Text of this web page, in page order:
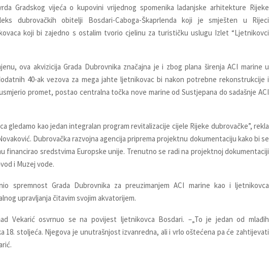
Gradskog vijeća o kupovini vrijednog spomenika ladanjske arhitekture Rijeke
dubrovačkih obitelji Bosdari-Caboga-Škaprlenda koji je smješten u Rijeci
koji bi zajedno s ostalim tvorio cjelinu za turističku uslugu Izlet “Ljetnikovci
ova akvizicija Grada Dubrovnika značajna je i zbog plana širenja ACI marine u
40-ak vezova za mega jahte ljetnikovac bi nakon potrebne rekonstrukcije i
promet, postao centralna točka nove marine od Sustjepana do sadašnje ACI
gledamo kao jedan integralan program revitalizacije cijele Rijeke dubrovačke”, rekla
Dubrovačka razvojna agencija priprema projektnu dokumentaciju kako bi se
financirao sredstvima Europske unije. Trenutno se radi na projektnoj dokumentaciji
i Muzej vode.
spremnost Grada Dubrovnika za preuzimanjem ACI marine kao i ljetnikovca
upravljanja čitavim svojim akvatorijem.
Vekarić osvrnuo se na povijest ljetnikovca Bosdari. –„To je jedan od mlađih
18. stoljeća. Njegova je unutrašnjost izvanredna, ali i vrlo oštećena pa će zahtijevati